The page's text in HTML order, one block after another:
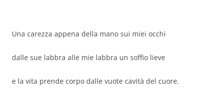
Una carezza appena della mano sui miei occhi
dalle sue labbra alle mie labbra un soffio lieve
e la vita prende corpo dalle vuote cavità del cuore.